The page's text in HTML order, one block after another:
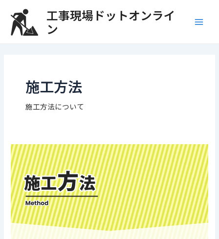
工事現場ドットオンライ
ン
施工方法
施工方法について
施
工
方
法
_
サ
ン